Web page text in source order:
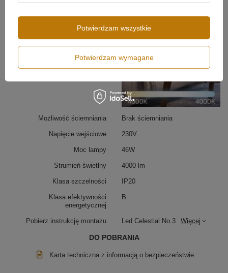
Możliwość ściemniania Brak ściemniania
Napięcie wejściowe 230V
Moc lampy 46W
Strumień świetlny 4000 lm
Klasa szczelności IP20
Klasa efektywności
energetycznej
B
Pobierz instrukcję montażu Led Celestial No.3 Więcej
DO POBRANIA
Karta techniczna z informacją o bezpieczeństwie
Potwierdzam wymagane
Potwierdzam wszystkie